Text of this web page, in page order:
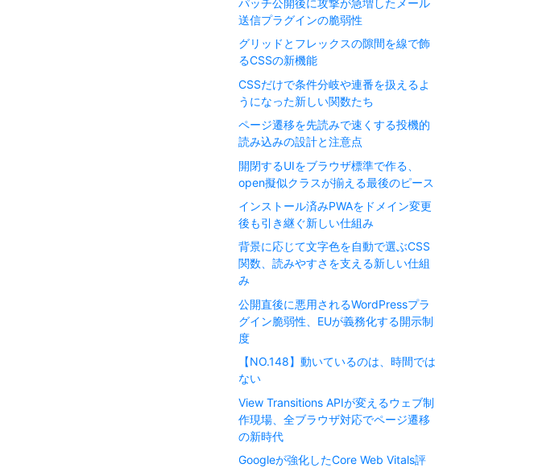
パッチ公開後に攻撃が急増したメール
送信プラグインの脆弱性
グリッドとフレックスの隙間を線で飾
るCSSの新機能
CSSだけで条件分岐や連番を扱えるよ
うになった新しい関数たち
ページ遷移を先読みで速くする投機的
読み込みの設計と注意点
開閉するUIをブラウザ標準で作る、
open擬似クラスが揃える最後のピース
インストール済みPWAをドメイン変更
後も引き継ぐ新しい仕組み
背景に応じて文字色を自動で選ぶCSS
関数、読みやすさを支える新しい仕組
み
公開直後に悪用されるWordPressプラ
グイン脆弱性、EUが義務化する開示制
度
【NO.148】動いているのは、時間では
ない
View Transitions APIが変えるウェブ制
作現場、全ブラウザ対応でページ遷移
の新時代
Googleが強化したCore Web Vitals評